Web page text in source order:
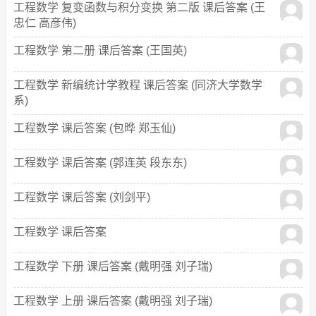
工程数学 复变函数与积分变换 第二版 课后答案 (王
忠仁 高彦伟)
工程数学 第二册 课后答案 (王国英)
工程数学 新编统计学教程 课后答案 (同济大学数学
系)
工程数学 课后答案 (包晔 郑玉仙)
工程数学 课后答案 (郭连英 段东东)
工程数学 课后答案 (刘剑平)
工程数学 课后答案
工程数学 下册 课后答案 (戴明强 刘子瑞)
工程数学 上册 课后答案 (戴明强 刘子瑞)